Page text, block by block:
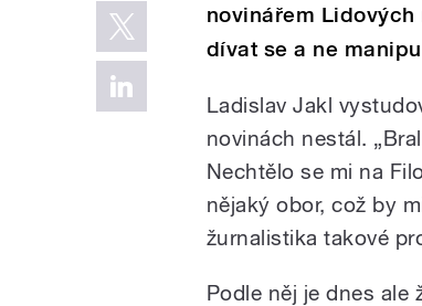
novinářem
dívat se a ne
Ladislav Jakl
novinách nestál.
Nechtělo se mi na
nějaký obor, což by
žurnalistika takové
Podle něj je dnes ale